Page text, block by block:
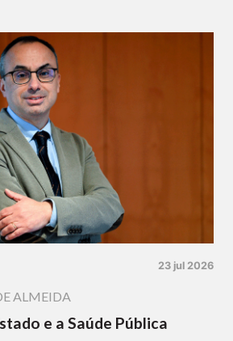
23 jul 2026
ALMEIDA
e a Saúde Pública